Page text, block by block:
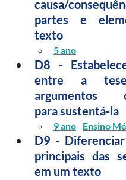
causa/
partes e
texto
5 ano
D8 -
entre a
argumentos
para sustentá-la
9 ano - Ensino
D9 -
principais das
em um texto